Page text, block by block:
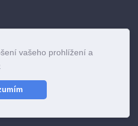
vašeho prohlížení a